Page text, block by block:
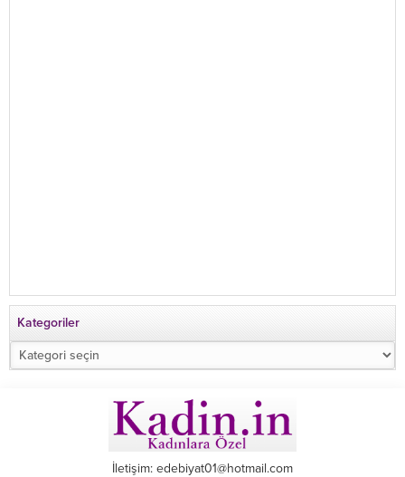
Kategoriler
Kategoriler
İletişim: edebiyat01@hotmail.com